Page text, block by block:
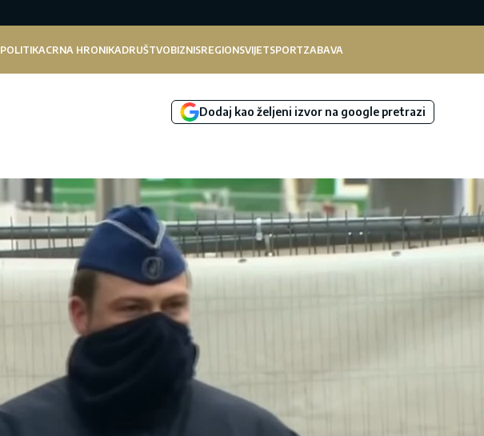
POLITIKACRNA HRONIKADRUŠTVOBIZNISREGIONSVIJETSPORTZABAVA
Dodaj kao željeni izvor na google pretrazi